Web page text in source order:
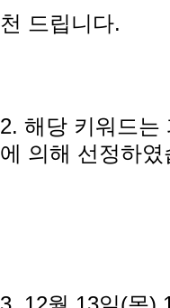
천 드립니다.
2. 해당 키워드는
에 의해 선정하였